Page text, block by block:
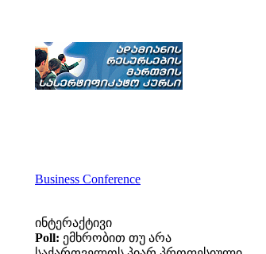
Business Conference
ინტერაქტივი
Poll: ემხრობით თუ არა